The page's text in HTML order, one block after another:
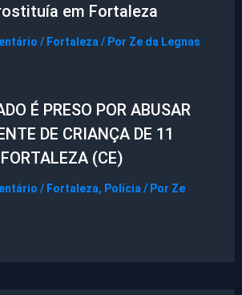
em Fortaleza
/ Fortaleza / Por Ze da Legnas
É PRESO POR ABUSAR
DE CRIANÇA DE 11
(CE)
/ Fortaleza, Polícia / Por Ze